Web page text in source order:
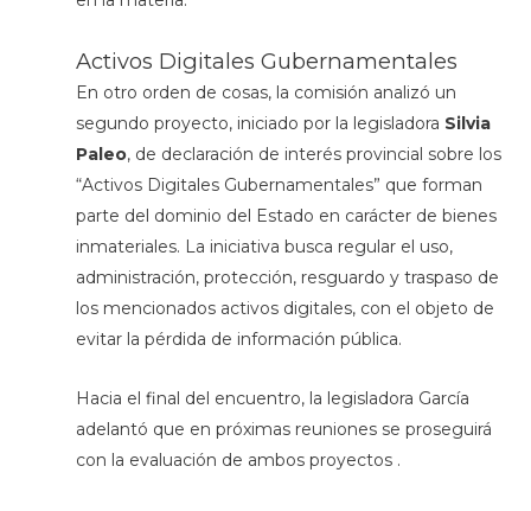
Activos Digitales Gubernamentales
En otro orden de cosas, la comisión analizó un
segundo proyecto, iniciado por la legisladora Silvia
Paleo, de declaración de interés provincial sobre los
“Activos Digitales Gubernamentales” que forman
parte del dominio del Estado en carácter de bienes
inmateriales. La iniciativa busca regular el uso,
administración, protección, resguardo y traspaso de
los mencionados activos digitales, con el objeto de
evitar la pérdida de información pública.
Hacia el final del encuentro, la legisladora García
adelantó que en próximas reuniones se proseguirá
con la evaluación de ambos proyectos .